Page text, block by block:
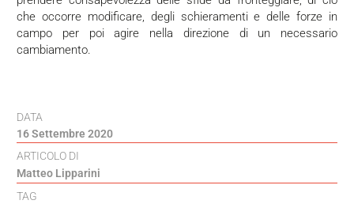
che occorre modificare, degli schieramenti e delle forze in
campo per poi agire nella direzione di un necessario
cambiamento.
DATA
16 Settembre 2020
ARTICOLO DI
Matteo Lipparini
TAG